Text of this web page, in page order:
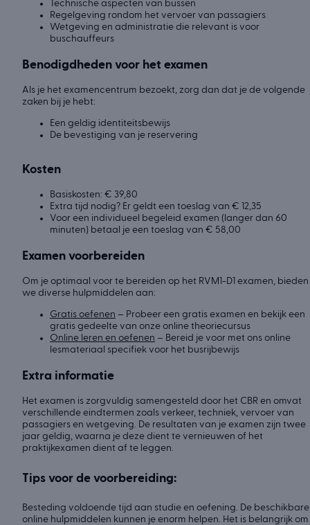
Technische aspecten van bussen
Regelgeving rondom het vervoer van passagiers
Wetgeving en administratie die relevant is voor
buschauffeurs
Benodigdheden voor het examen
Als je het examencentrum bezoekt, zorg dan dat je de volgende
zaken bij je hebt:
Een geldig identiteitsbewijs
De bevestiging van je reservering
Kosten
Basiskosten: € 39,80
Extra tijd nodig? Er geldt een toeslag van € 12,35
Voor een individueel begeleid examen (langer dan 60
minuten) betaal je een toeslag van € 58,00
Examen voorbereiden
Om je optimaal voor te bereiden op het RVM1-D1 examen, bieden
we diverse hulpmiddelen aan:
Gratis oefenen – Probeer een gratis examen en bekijk een
gratis gedeelte van onze online theoriecursus
Online leren en oefenen – Bereid je voor met ons online
lesmateriaal specifiek voor het busrijbewijs
Extra informatie
Het examen is zorgvuldig samengesteld door het CBR en omvat
verschillende eindtermen zoals verkeer, techniek, vervoer van
passagiers en wetgeving. De resultaten van je examen zijn twee
jaar geldig, waarna je deze dient te vernieuwen of het
praktijkexamen dient af te leggen.
Tips voor de voorbereiding:
Besteding voldoende tijd aan studie en oefening. De beschikbare
online hulpmiddelen kunnen je enorm helpen. Het is belangrijk om